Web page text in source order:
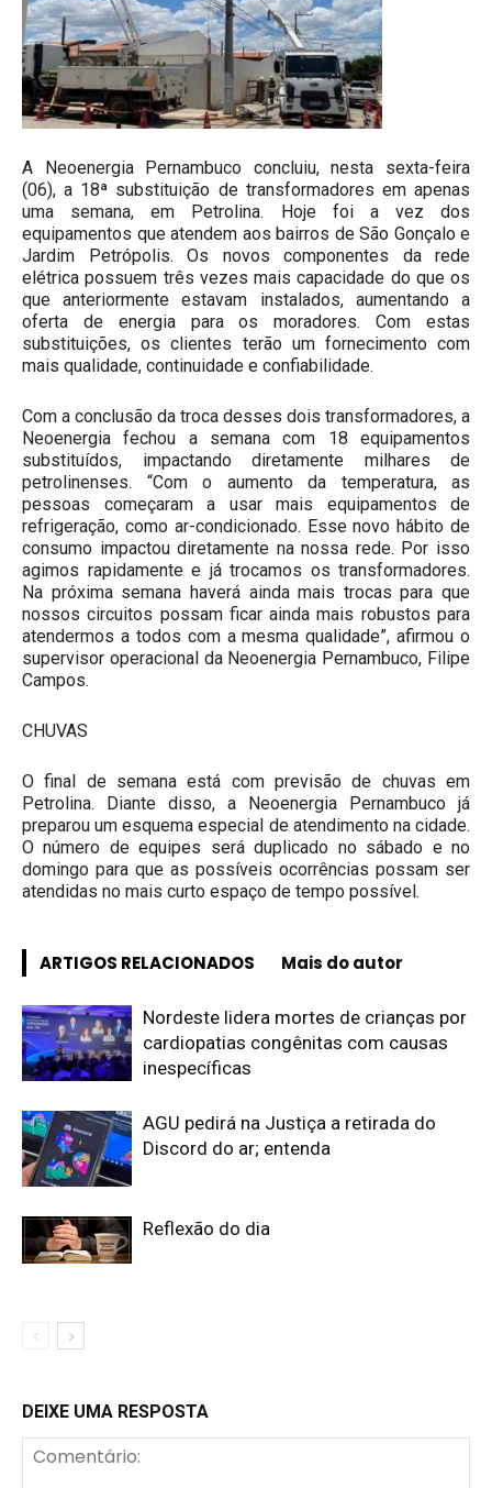
A Neoenergia Pernambuco concluiu, nesta sexta-feira
(06), a 18ª substituição de transformadores em apenas
uma semana, em Petrolina. Hoje foi a vez dos
equipamentos que atendem aos bairros de São Gonçalo e
Jardim Petrópolis. Os novos componentes da rede
elétrica possuem três vezes mais capacidade do que os
que anteriormente estavam instalados, aumentando a
oferta de energia para os moradores. Com estas
substituições, os clientes terão um fornecimento com
mais qualidade, continuidade e confiabilidade.
Com a conclusão da troca desses dois transformadores, a
Neoenergia fechou a semana com 18 equipamentos
substituídos, impactando diretamente milhares de
petrolinenses. “Com o aumento da temperatura, as
pessoas começaram a usar mais equipamentos de
refrigeração, como ar-condicionado. Esse novo hábito de
consumo impactou diretamente na nossa rede. Por isso
agimos rapidamente e já trocamos os transformadores.
Na próxima semana haverá ainda mais trocas para que
nossos circuitos possam ficar ainda mais robustos para
atendermos a todos com a mesma qualidade”, afirmou o
supervisor operacional da Neoenergia Pernambuco, Filipe
Campos.
CHUVAS
O final de semana está com previsão de chuvas em
Petrolina. Diante disso, a Neoenergia Pernambuco já
preparou um esquema especial de atendimento na cidade.
O número de equipes será duplicado no sábado e no
domingo para que as possíveis ocorrências possam ser
atendidas no mais curto espaço de tempo possível.
ARTIGOS RELACIONADOS Mais do autor
Nordeste lidera mortes de crianças por
cardiopatias congênitas com causas
inespecíficas
AGU pedirá na Justiça a retirada do
Discord do ar; entenda
Reflexão do dia
DEIXE UMA RESPOSTA